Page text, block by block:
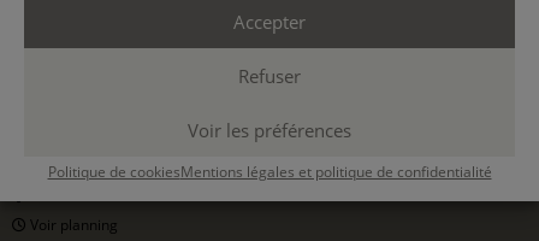
Accepter
Refuser
Voir les préférences
Politique de cookiesMentions légales et politique de confidentialité
BELFORÊT-EN-PERCHE
Voir planning